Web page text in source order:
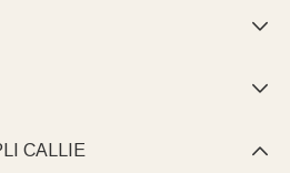


CALLIE 